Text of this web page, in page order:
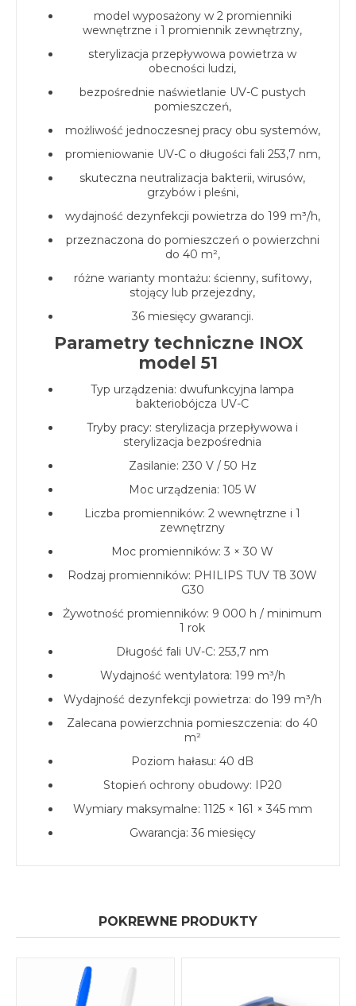
model wyposażony w 2 promienniki
wewnętrzne i 1 promiennik zewnętrzny,
sterylizacja przepływowa powietrza w
obecności ludzi,
bezpośrednie naświetlanie UV-C pustych
pomieszczeń,
możliwość jednoczesnej pracy obu systemów,
promieniowanie UV-C o długości fali 253,7 nm,
skuteczna neutralizacja bakterii, wirusów,
grzybów i pleśni,
wydajność dezynfekcji powietrza do 199 m³/h,
przeznaczona do pomieszczeń o powierzchni
do 40 m²,
różne warianty montażu: ścienny, sufitowy,
stojący lub przejezdny,
36 miesięcy gwarancji.
Parametry techniczne INOX
model 51
Typ urządzenia: dwufunkcyjna lampa
bakteriobójcza UV-C
Tryby pracy: sterylizacja przepływowa i
sterylizacja bezpośrednia
Zasilanie: 230 V / 50 Hz
Moc urządzenia: 105 W
Liczba promienników: 2 wewnętrzne i 1
zewnętrzny
Moc promienników: 3 × 30 W
Rodzaj promienników: PHILIPS TUV T8 30W
G30
Żywotność promienników: 9 000 h / minimum
1 rok
Długość fali UV-C: 253,7 nm
Wydajność wentylatora: 199 m³/h
Wydajność dezynfekcji powietrza: do 199 m³/h
Zalecana powierzchnia pomieszczenia: do 40
m²
Poziom hałasu: 40 dB
Stopień ochrony obudowy: IP20
Wymiary maksymalne: 1125 × 161 × 345 mm
Gwarancja: 36 miesięcy
POKREWNE PRODUKTY